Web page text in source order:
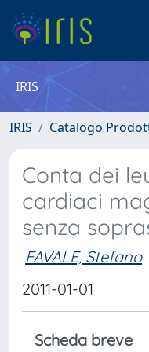
IRIS
IRIS Catalogo
Conta dei
cardiaci
senza
FAVALE, Stefano
2011-01-01
Scheda breve